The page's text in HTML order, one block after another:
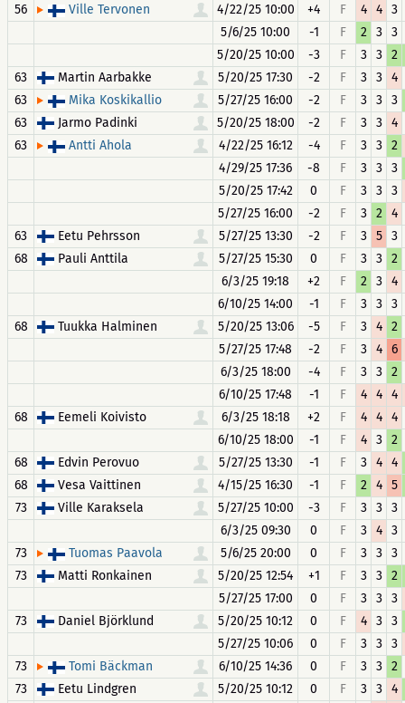
56
Ville Tervonen 4/22/25 10:00 +4 F 4 4
3
5/6/25 10:00
-1 F 2 3
3
5/20/25 10:00
-3 F 3 3
2
63
Martin Aarbakke 5/20/25 17:30 -2 F 3 3
4
63
Mika Koskikallio 5/27/25 16:00 -2 F 3 3
3
63
Jarmo Padinki 5/20/25 18:00 -2 F 3 3
4
63
Antti Ahola 4/22/25 16:12 -4 F 3 3
2
4/29/25 17:36
-8 F 3 3
3
5/20/25 17:42
0 F 3 3
3
5/27/25 16:00
-2 F 3 2
4
63
Eetu Pehrsson 5/27/25 13:30 -2 F 3 5
3
68
Pauli Anttila 5/27/25 15:30 0 F 3 3
2
6/3/25 19:18
+2 F 2 3
4
6/10/25 14:00
-1 F 3 3
3
68
Tuukka Halminen 5/20/25 13:06 -5 F 3 4
2
5/27/25 17:48
-2 F 3 4
6
6/3/25 18:00
-4 F 3 3
2
6/10/25 17:48
-1 F 4 4
4
68
Eemeli Koivisto 6/3/25 18:18 +2 F 4 4
4
6/10/25 18:00
-1 F 4 3
2
68
Edvin Perovuo 5/27/25 13:30 -1 F 3 4
4
68
Vesa Vaittinen 4/15/25 16:30 -1 F 2 4
5
73
Ville Karaksela 5/27/25 10:00 -3 F 3 3
3
6/3/25 09:30
0 F 3 4
3
73
Tuomas Paavola 5/6/25 20:00 0 F 3 3
3
73
Matti Ronkainen 5/20/25 12:54 +1 F 3 3
2
5/27/25 17:00
0 F 3 3
3
73
Daniel Björklund 5/20/25 10:12 0 F 4 3
3
5/27/25 10:06
0 F 3 3
3
73
Tomi Bäckman 6/10/25 14:36 0 F 3 3
2
73
Eetu Lindgren 5/20/25 10:12 0 F 3 3
4